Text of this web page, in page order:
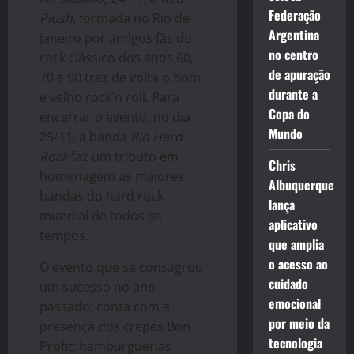
Plush , formada no Rio de
Janeiro por amigos fãs do
rock clássico dos anos 60,
70 e 90 traz de volta o bom
e velho rock´n roll. Para
encerrar o evento, no dia
25/11, a banda Rio Hard
Rock faz um tributo em
homenagem às maiores
bandas do hard rock
mundial de todos os
tempos.
O evento que se consagrou
um sucesso no ano
passado, conta com a
presença dos crepes Bon
Profit; hamburguerias
Federação
Argentina
no centro
de apuração
durante a
Copa do
Mundo
Chris
Albuquerque
lança
aplicativo
que amplia
o acesso ao
cuidado
emocional
por meio da
tecnologia